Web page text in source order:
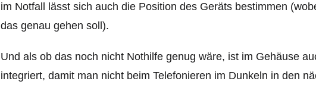
im Notfall lässt sich auch die Position des Geräts bestimmen
das genau gehen soll).
Und als ob das noch nicht Nothilfe genug wäre, ist im Gehäuse
integriert, damit man nicht beim Telefonieren im Dunkeln in den